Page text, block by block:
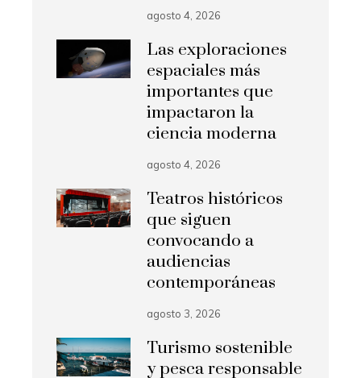
agosto 4, 2026
Las exploraciones
espaciales más
importantes que
impactaron la
ciencia moderna
agosto 4, 2026
Teatros históricos
que siguen
convocando a
audiencias
contemporáneas
agosto 3, 2026
Turismo sostenible
y pesca responsable